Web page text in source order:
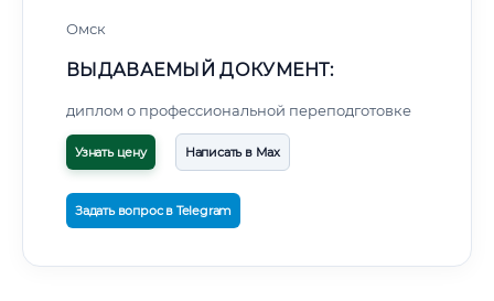
Омск
ВЫДАВАЕМЫЙ ДОКУМЕНТ:
диплом о профессиональной переподготовке
Узнать цену Написать в Max
Задать вопрос в Telegram